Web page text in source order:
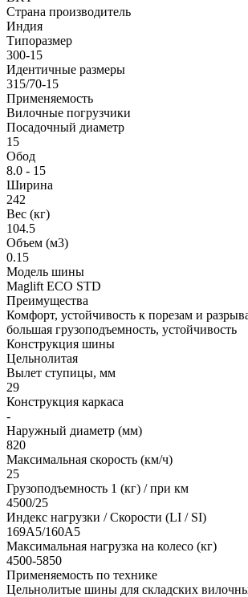
Страна производитель
Индия
Типоразмер
300-15
Идентичные размеры
315/70-15
Применяемость
Вилочные погрузчики
Посадочный диаметр
15
Обод
8.0 - 15
Ширина
242
Вес (кг)
104.5
Объем (м3)
0.15
Модель шины
Maglift ECO STD
Преимущества
Комфорт, устойчивость к порезам и
большая грузоподъемность, устойчивость
Конструкция шины
Цельнолитая
Вылет ступицы, мм
29
Конструкция каркаса
-
Наружный диаметр (мм)
820
Максимальная скорость (км/ч)
25
Грузоподъемность 1 (кг) / при км
4500/25
Индекс нагрузки / Скорости (LI / SI)
169A5/160A5
Максимальная нагрузка на колесо (кг)
4500-5850
Применяемость по технике
Цельнолитые шины для складских